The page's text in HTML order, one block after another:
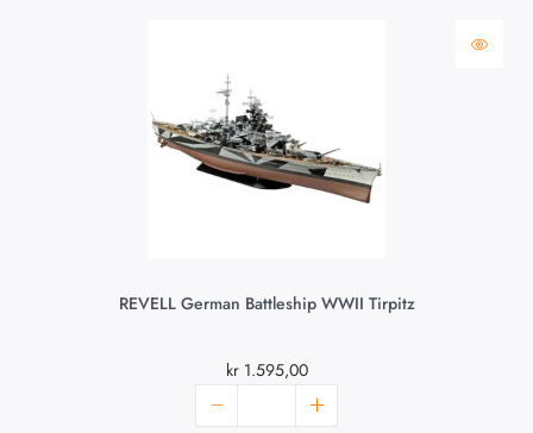
REVELL German Battleship WWII Tirpitz
kr1.595,00